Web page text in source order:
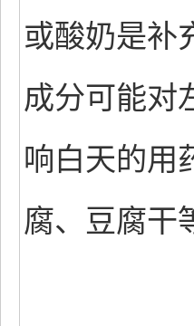
或酸奶是补
成分可能对
响白天的用
腐、豆腐干